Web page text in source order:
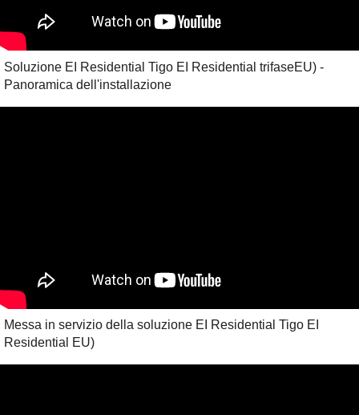
Soluzione EI Residential Tigo EI Residential trifaseEU) -
Panoramica dell'installazione
Messa in servizio della soluzione EI Residential Tigo EI
Residential EU)